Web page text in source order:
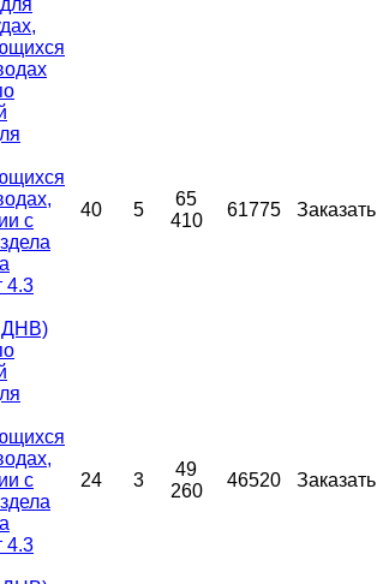
с
4.3
40 5
65
410
61775 Заказать
с
4.3
24 3
49
260
46520 Заказать